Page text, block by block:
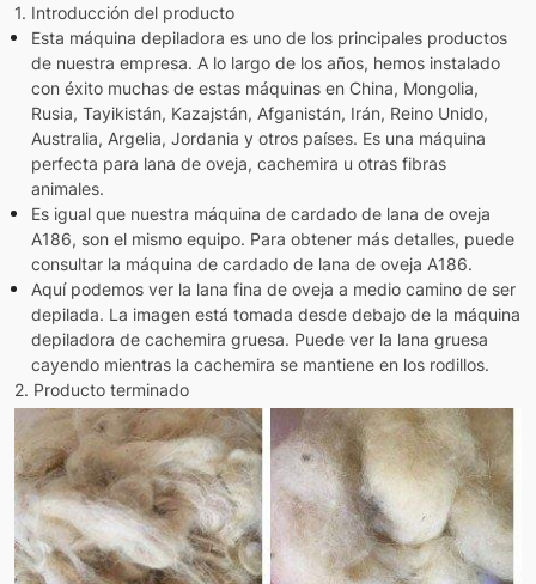
1. Introducción del producto
Esta máquina depiladora es uno de los principales productos
de nuestra empresa. A lo largo de los años, hemos instalado
con éxito muchas de estas máquinas en China, Mongolia,
Rusia, Tayikistán, Kazajstán, Afganistán, Irán, Reino Unido,
Australia, Argelia, Jordania y otros países. Es una máquina
perfecta para lana de oveja, cachemira u otras fibras
animales.
Es igual que nuestra máquina de cardado de lana de oveja
A186, son el mismo equipo. Para obtener más detalles, puede
consultar la máquina de cardado de lana de oveja A186.
Aquí podemos ver la lana fina de oveja a medio camino de ser
depilada. La imagen está tomada desde debajo de la máquina
depiladora de cachemira gruesa. Puede ver la lana gruesa
cayendo mientras la cachemira se mantiene en los rodillos.
2. Producto terminado